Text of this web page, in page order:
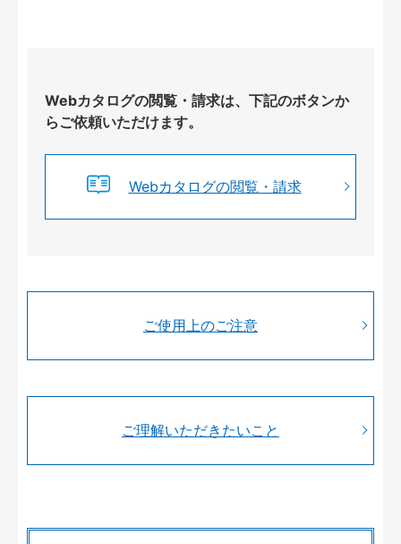
Webカタログの閲覧・請求は、下記のボタンか
らご依頼いただけます。
Webカタログの閲覧・請求
ご使用上のご注意
ご理解いただきたいこと